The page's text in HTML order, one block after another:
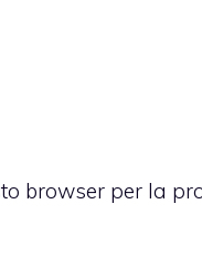
browser per la